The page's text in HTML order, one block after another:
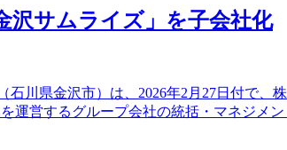
沢サムライズ」を子会社化
川県金沢市）は、2026年2月27日付で
運営するグループ会社の統括・マネジメ